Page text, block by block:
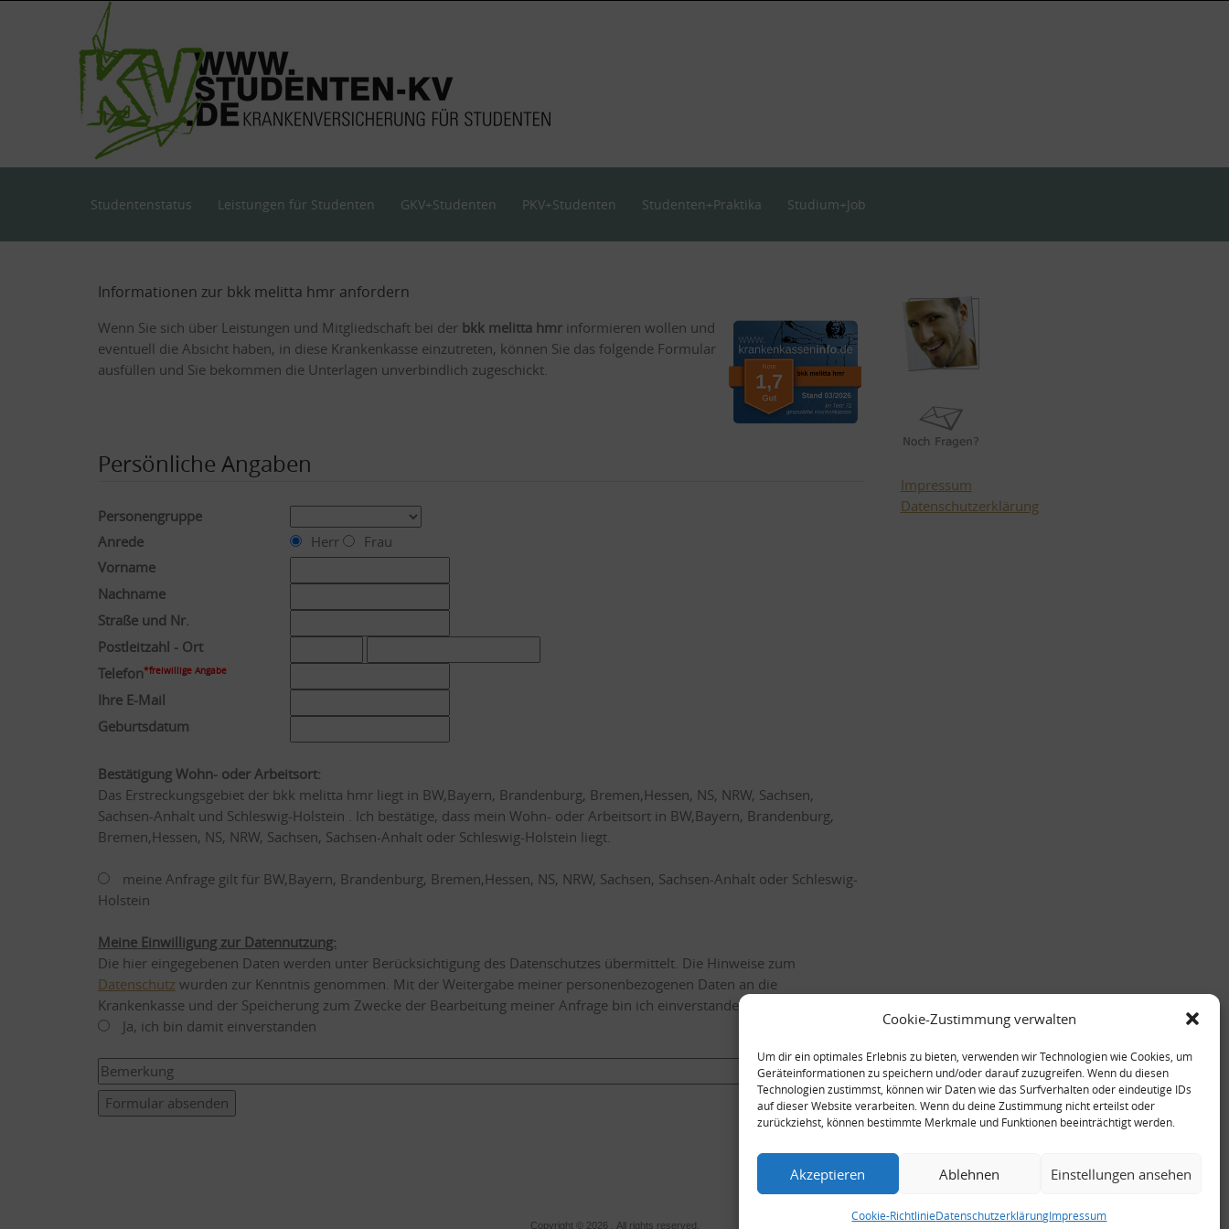
Cookie-Zustimmung verwalten
Um dir ein optimales Erlebnis zu bieten, verwenden wir Technologien wie Cookies, um
Geräteinformationen zu speichern und/oder darauf zuzugreifen. Wenn du diesen
Technologien zustimmst, können wir Daten wie das Surfverhalten oder eindeutige IDs
auf dieser Website verarbeiten. Wenn du deine Zustimmung nicht erteilst oder
zurückziehst, können bestimmte Merkmale und Funktionen beeinträchtigt werden.
Akzeptieren Ablehnen Einstellungen ansehen
Cookie-RichtlinieDatenschutzerklärungImpressum
content
Studentenstatus Leistungen für Studenten GKV+Studenten PKV+Studenten Studenten+Praktika Studium+Job
Informationen zur bkk melitta hmr anfordern
Wenn Sie sich über Leistungen und Mitgliedschaft bei der bkk melitta hmr informieren wollen und
eventuell die Absicht haben, in diese Krankenkasse einzutreten, können Sie das folgende Formular
ausfüllen und Sie bekommen die Unterlagen unverbindlich zugeschickt.
Persönliche Angaben
Personengruppe
Anrede
Herr
Frau
Vorname
Nachname
Straße und Nr.
Postleitzahl - Ort
Telefon*freiwillige Angabe
Ihre E-Mail
Geburtsdatum
Bestätigung Wohn- oder Arbeitsort:
Das Erstreckungsgebiet der bkk melitta hmr liegt in BW,Bayern, Brandenburg, Bremen,Hessen, NS, NRW, Sachsen,
Sachsen-Anhalt und Schleswig-Holstein . Ich bestätige, dass mein Wohn- oder Arbeitsort in BW,Bayern, Brandenburg,
Bremen,Hessen, NS, NRW, Sachsen, Sachsen-Anhalt oder Schleswig-Holstein liegt.
meine Anfrage gilt für BW,Bayern, Brandenburg, Bremen,Hessen, NS, NRW, Sachsen, Sachsen-Anhalt oder Schleswig-
Holstein
Meine Einwilligung zur Datennutzung:
Die hier eingegebenen Daten werden unter Berücksichtigung des Datenschutzes übermittelt. Die Hinweise zum
Datenschutz wurden zur Kenntnis genommen. Mit der Weitergabe meiner personenbezogenen Daten an die
Krankenkasse und der Speicherung zum Zwecke der Bearbeitung meiner Anfrage bin ich einverstanden.
Ja, ich bin damit einverstanden
Formular absenden
Impressum
Datenschutzerklärung
Copyright © 2026 . All rights reserved.